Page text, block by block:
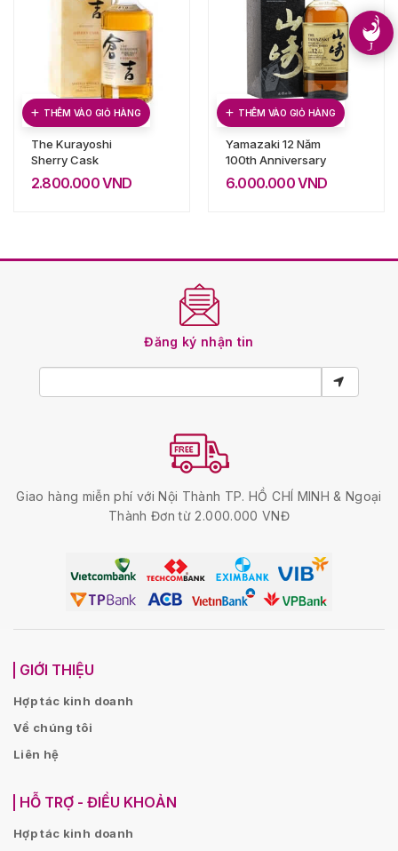
THÊM VÀO GIỎ HÀNG
The Kurayoshi
Sherry Cask
2.800.000VND
THÊM VÀO GIỎ HÀNG
Yamazaki 12 Năm
100th Anniversary
6.000.000VND
Đăng ký nhận tin
Giao hàng miễn phí với Nội Thành TP. HỒ CHÍ MINH & Ngoại
Thành Đơn từ 2.000.000 VNĐ
GIỚI THIỆU
Hợp tác kinh doanh
Về chúng tôi
Liên hệ
HỖ TRỢ - ĐIỀU KHOẢN
Hợp tác kinh doanh